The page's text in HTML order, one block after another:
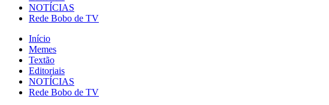
NOTÍCIAS
Rede Bobo de TV
Início
Memes
Textão
Editoriais
NOTÍCIAS
Rede Bobo de TV